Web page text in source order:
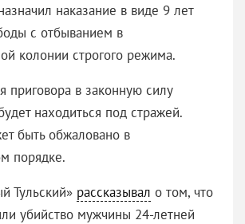
наказание в виде 9 лет
с отбыванием в
колонии строгого режима.
приговора в законную силу
находиться под стражей.
быть обжаловано в
порядке.
Тульский» рассказывал о том, что
убийство мужчины 24-летней